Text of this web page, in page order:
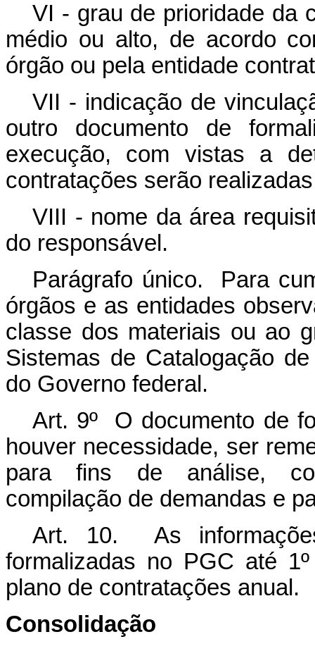
VI - grau de prioridade da
médio ou alto, de acordo
órgão ou pela entidade
VII - indicação de
outro documento de
execução, com vistas a
contratações serão
VIII - nome da área
do responsável.
Parágrafo único. Para
órgãos e as entidades
classe dos materiais ou ao
Sistemas de Catalogação
do Governo federal.
Art. 9º O documento de
houver necessidade, ser
para fins de análise,
compilação de demandas e
Art. 10. As
formalizadas no PGC até
plano de contratações anual.
Consolidação